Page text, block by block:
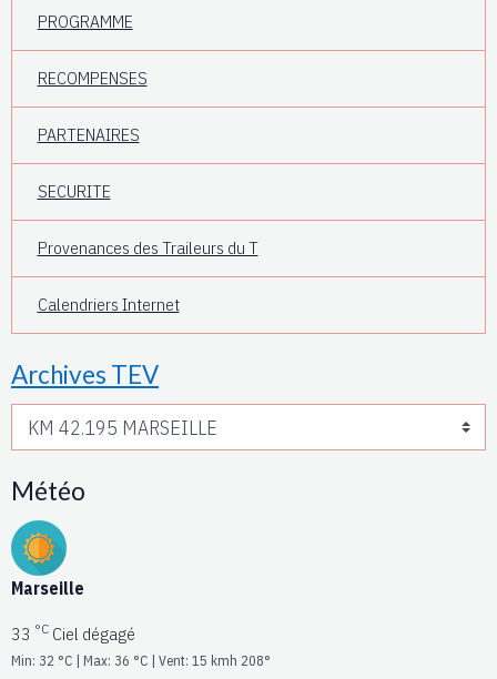
PROGRAMME
RECOMPENSES
PARTENAIRES
SECURITE
Provenances des Traileurs du T
Calendriers Internet
Archives TEV
Météo
Marseille
33 °C Ciel dégagé
Min: 32 °C | Max: 36 °C | Vent: 15 kmh 208°